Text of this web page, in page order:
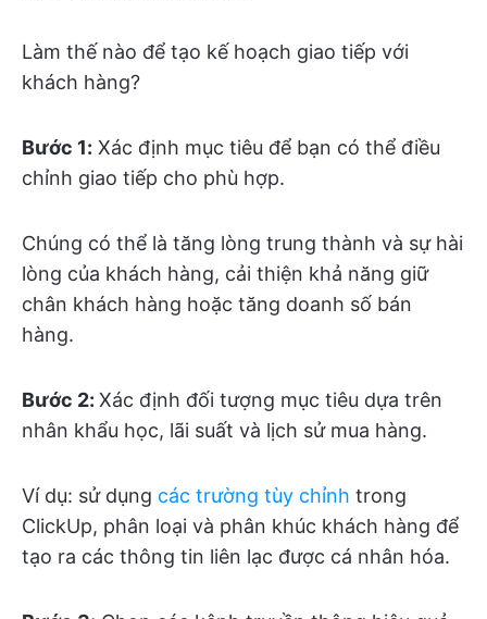
Làm thế nào để tạo kế hoạch giao tiếp với
khách hàng?
Bước 1: Xác định mục tiêu để bạn có thể điều
chỉnh giao tiếp cho phù hợp.
Chúng có thể là tăng lòng trung thành và sự hài
lòng của khách hàng, cải thiện khả năng giữ
chân khách hàng hoặc tăng doanh số bán
hàng.
Bước 2: Xác định đối tượng mục tiêu dựa trên
nhân khẩu học, lãi suất và lịch sử mua hàng.
Ví dụ: sử dụng các trường tùy chỉnh trong
ClickUp, phân loại và phân khúc khách hàng để
tạo ra các thông tin liên lạc được cá nhân hóa.